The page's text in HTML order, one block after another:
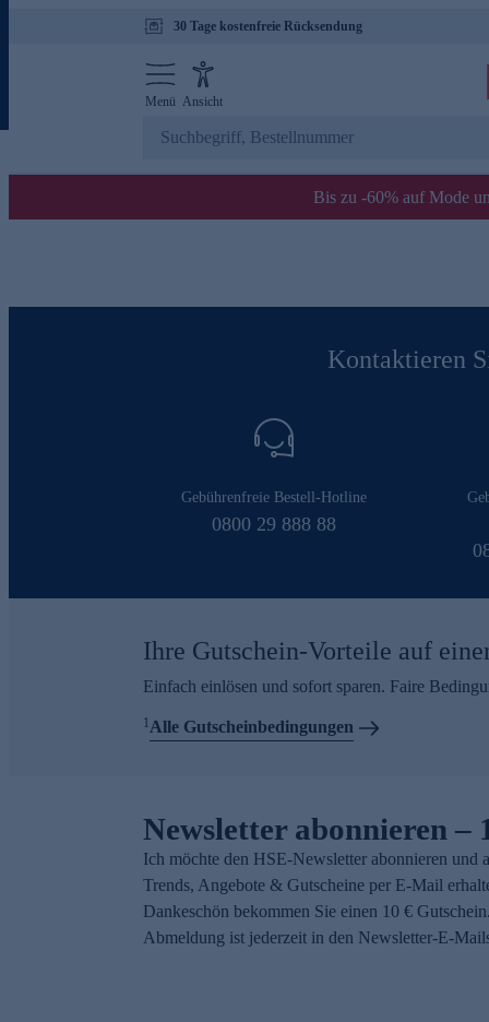
30 Tage kostenfreie Rücksendung
Menü Ansicht
Bis zu -60% auf Mode
Kontaktieren
Gebührenfreie Bestell-Hotline
0800 29 888 88
Ihre Gutschein-Vorteile auf
Einfach einlösen und sofort sparen. Faire
1Alle Gutscheinbedingungen
Newsletter abonnieren –
Ich möchte den HSE-Newsletter abonnieren und
Trends, Angebote & Gutscheine per E-Mail
Dankeschön bekommen Sie einen 10 €
Abmeldung ist jederzeit in den Newsletter-E-